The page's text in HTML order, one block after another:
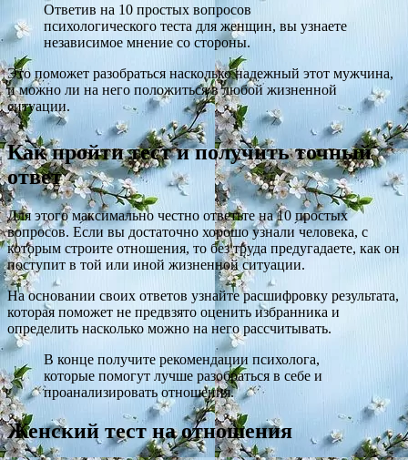
Ответив на 10 простых вопросов
психологического теста для женщин, вы узнаете
независимое мнение со стороны.
Это поможет разобраться насколько надежный этот мужчина,
и можно ли на него положиться в любой жизненной
ситуации.
Как пройти тест и получить точный
ответ
Для этого максимально честно ответьте на 10 простых
вопросов. Если вы достаточно хорошо узнали человека, с
которым строите отношения, то без труда предугадаете, как он
поступит в той или иной жизненной ситуации.
На основании своих ответов узнайте расшифровку результата,
которая поможет не предвзято оценить избранника и
определить насколько можно на него рассчитывать.
В конце получите рекомендации психолога,
которые помогут лучше разобраться в себе и
проанализировать отношения.
Женский тест на отношения